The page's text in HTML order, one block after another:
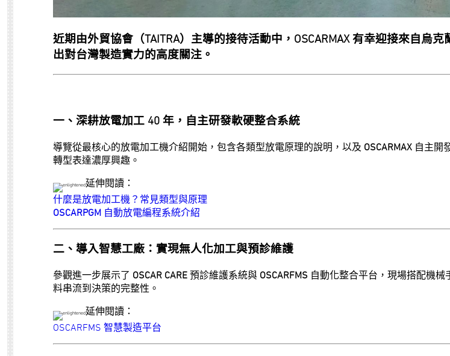
近期由外貿協會（TAITRA）主導的接待活動中，OSCARMAX 有幸迎接來自烏
出對台灣製造實力的高度關注。
一、深耕放電加工 40 年，自主研發軟硬整合系統
導覽從最核心的放電加工機介紹開始，包含各類型放電原理的說明，以及 OSCARMAX 自主開
轉型表達濃厚興趣。
延伸閱讀：
什麼是放電加工機？常見類型與原理
OSCARPGM 自動放電編程系統介紹
二、導入智慧工廠：實現無人化加工與預診維護
參觀進一步展示了 OSCAR CARE 預診維護系統與 OSCARFMS 自動化整合平台，現場搭配機
料串流到決策的完整性。
延伸閱讀：
OSCARFMS 智慧製造平台